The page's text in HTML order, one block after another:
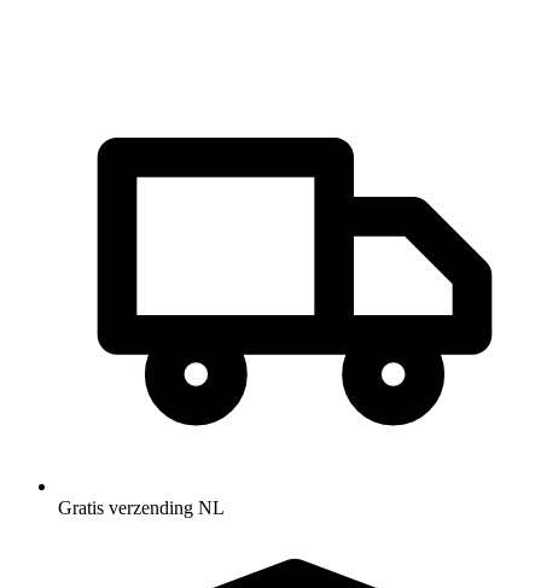
Gratis verzending NL